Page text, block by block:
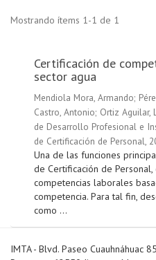
Mostrando ítems 1-1 de 1
Certificación de
sector agua
Mendiola Mora, Armando;
Castro, Antonio; Ortiz Aguilar,
de Desarrollo Profesional e
de Certificación de Personal,
Una de las funciones
de Certificación de
competencias laborales
competencia. Para tal fin,
como ...
IMTA - Blvd. Paseo Cuauhnáhuac